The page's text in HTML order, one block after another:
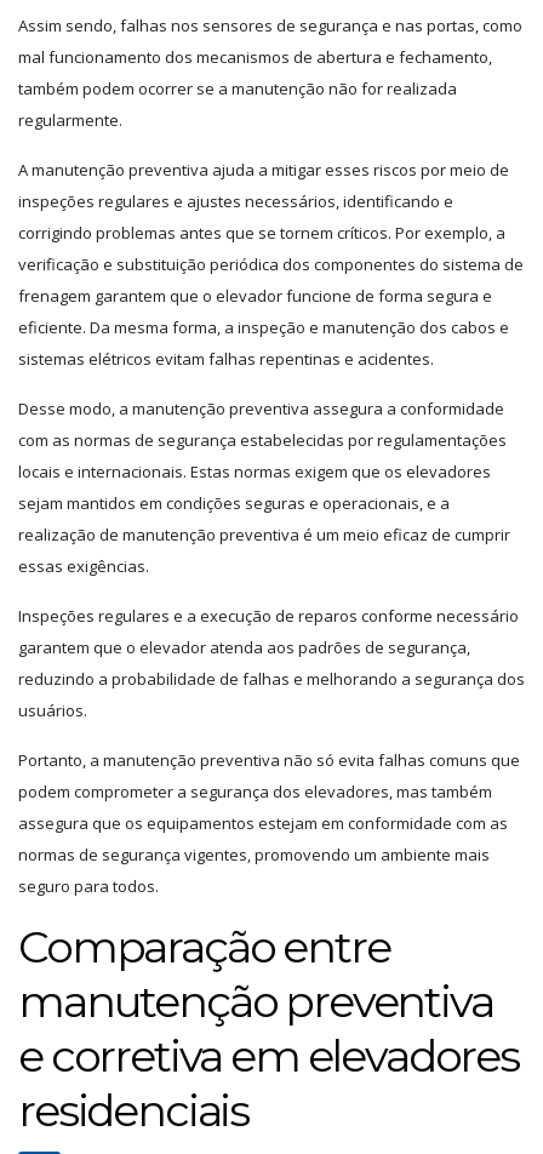
Assim sendo, falhas nos sensores de segurança e nas portas, como
mal funcionamento dos mecanismos de abertura e fechamento,
também podem ocorrer se a manutenção não for realizada
regularmente.
A manutenção preventiva ajuda a mitigar esses riscos por meio de
inspeções regulares e ajustes necessários, identificando e
corrigindo problemas antes que se tornem críticos. Por exemplo, a
verificação e substituição periódica dos componentes do sistema de
frenagem garantem que o elevador funcione de forma segura e
eficiente. Da mesma forma, a inspeção e manutenção dos cabos e
sistemas elétricos evitam falhas repentinas e acidentes.
Desse modo, a manutenção preventiva assegura a conformidade
com as normas de segurança estabelecidas por regulamentações
locais e internacionais. Estas normas exigem que os elevadores
sejam mantidos em condições seguras e operacionais, e a
realização de manutenção preventiva é um meio eficaz de cumprir
essas exigências.
Inspeções regulares e a execução de reparos conforme necessário
garantem que o elevador atenda aos padrões de segurança,
reduzindo a probabilidade de falhas e melhorando a segurança dos
usuários.
Portanto, a manutenção preventiva não só evita falhas comuns que
podem comprometer a segurança dos elevadores, mas também
assegura que os equipamentos estejam em conformidade com as
normas de segurança vigentes, promovendo um ambiente mais
seguro para todos.
Comparação entre
manutenção preventiva
e corretiva em elevadores
residenciais